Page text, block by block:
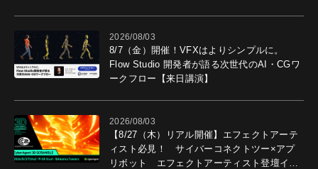
2026/08/03
8/7（金）開催！VFXはよりシンプルに。
Flow Studio 開発者が語る次世代のAI・CGワ
ークフロー【来日講演】
2026/08/03
【8/27（木）リアル開催】エフェクトアーテ
ィスト必見！ サイバーコネクトツー×アプ
リボット エフェクトアーティスト登壇イベ